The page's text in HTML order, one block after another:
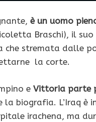
è un uomo
Braschi), il suo
che stremata dalle
la corte.
e Vittoria parte
la biografia. L’Iraq
irachena, ma